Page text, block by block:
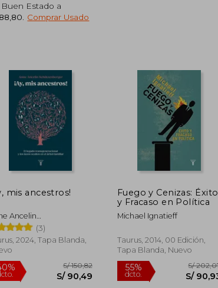
55%
dcto.
Estado a
Comprar Usado
55%
dcto.
mis ancestros!
Ancelin
(3)
2024, Tapa Blanda,
Fuego y Cenizas: Éxito
y Fracaso en Política
Michael Ignatieff
Taurus, 2014, 00 Edición,
Tapa Blanda, Nuevo